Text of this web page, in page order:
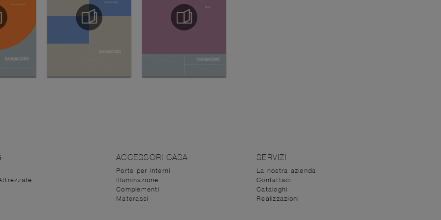
ACCESSORI CASA
Porte per interni
Illuminazione
Complementi
Materassi
SERVIZI
La nostra azienda
Contattaci
Cataloghi
Realizzazioni